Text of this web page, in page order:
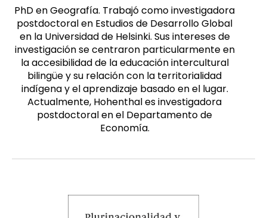
Femenino
PhD en Geografía. Trabajó como investigadora
postdoctoral en Estudios de Desarrollo Global
en la Universidad de Helsinki. Sus intereses de
investigación se centraron particularmente en
la accesibilidad de la educación intercultural
bilingüe y su relación con la territorialidad
indígena y el aprendizaje basado en el lugar.
Actualmente, Hohenthal es investigadora
postdoctoral en el Departamento de
Economía.